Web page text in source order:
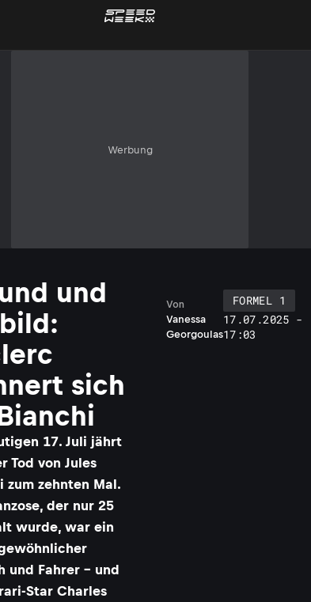
Werbung
und
sich
17. Juli jährt
Tod von Jules
zum zehnten Mal.
der nur 25
wurde, war ein
und Fahrer – und
Star Charles
Vanessa
Georgoulas
Von
FORMEL 1
17.07.2025 -
17:03